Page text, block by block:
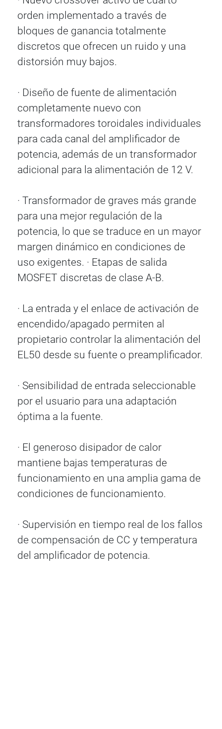
orden implementado a través de
bloques de ganancia totalmente
discretos que ofrecen un ruido y una
distorsión muy bajos.
· Diseño de fuente de alimentación
completamente nuevo con
transformadores toroidales individuales
para cada canal del amplificador de
potencia, además de un transformador
adicional para la alimentación de 12 V.
· Transformador de graves más grande
para una mejor regulación de la
potencia, lo que se traduce en un mayor
margen dinámico en condiciones de
uso exigentes. · Etapas de salida
MOSFET discretas de clase A-B.
· La entrada y el enlace de activación de
encendido/apagado permiten al
propietario controlar la alimentación del
EL50 desde su fuente o preamplificador.
· Sensibilidad de entrada seleccionable
por el usuario para una adaptación
óptima a la fuente.
· El generoso disipador de calor
mantiene bajas temperaturas de
funcionamiento en una amplia gama de
condiciones de funcionamiento.
· Supervisión en tiempo real de los fallos
de compensación de CC y temperatura
del amplificador de potencia.